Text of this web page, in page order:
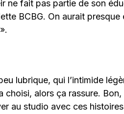
ne fait pas partie de son
BCBG. On aurait presque
lubrique, qui l’intimide
choisi, alors ça rassure.
au studio avec ces